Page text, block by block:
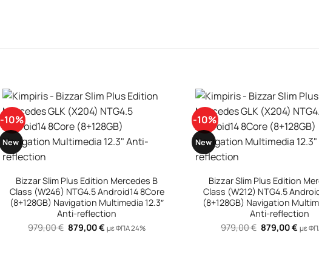
-10%
New
+
Bizzar Slim Plus Edition Mercedes E
Class (W212) NTG4.5 Android14 8Core
(8+128GB) Navigation Multimedia 12.3″
Anti-reflection
979,00€ Original
price
879,00€ Η
τρέχουσα
με ΦΠΑ 24%
-10%
New
+
Bizzar Slim Plus Edition
Class Coupe (W207)
Android14 8Core (8+128GB)
Multimedia 12.3″ Anti-
979,00€ Original
price
879,00€ Η
με